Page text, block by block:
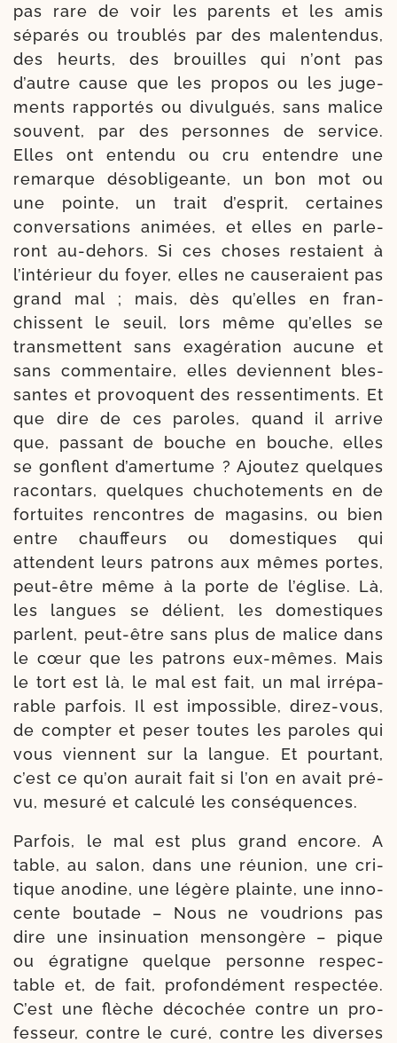
pas rare de voir les parents et les amis
sépa­rés ou trou­blés par des mal­en­ten­dus,
des heurts, des brouilles qui n’ont pas
d’autre cause que les pro­pos ou les juge­
ments rap­por­tés ou divul­gués, sans malice
sou­vent, par des per­sonnes de ser­vice.
Elles ont enten­du ou cru entendre une
remarque déso­bli­geante, un bon mot ou
une pointe, un trait d’esprit, cer­taines
conver­sa­tions ani­mées, et elles en parle­
ront au-​dehors. Si ces choses res­taient à
l’intérieur du foyer, elles ne cau­se­raient pas
grand mal ; mais, dès qu’elles en fran­
chissent le seuil, lors même qu’elles se
trans­mettent sans exa­gé­ra­tion aucune et
sans com­men­taire, elles deviennent bles­
santes et pro­voquent des res­sen­ti­ments. Et
que dire de ces paroles, quand il arrive
que, pas­sant de bouche en bouche, elles
se gonflent d’amertume ? Ajou­tez quelques
racon­tars, quelques chu­cho­te­ments en de
for­tuites ren­contres de maga­sins, ou bien
entre chauf­feurs ou domes­tiques qui
attendent leurs patrons aux mêmes portes,
peut-​être même à la porte de l’église. Là,
les langues se délient, les domes­tiques
parlent, peut-​être sans plus de malice dans
le cœur que les patrons eux-​mêmes. Mais
le tort est là, le mal est fait, un mal irré­pa­
rable par­fois. Il est impos­sible, direz-​vous,
de comp­ter et peser toutes les paroles qui
vous viennent sur la langue. Et pour­tant,
c’est ce qu’on aurait fait si l’on en avait pré­
vu, mesu­ré et cal­cu­lé les conséquences.
Parfois, le mal est plus grand encore. A
table, au salon, dans une réunion, une cri­
tique ano­dine, une légère plainte, une inno­
cente bou­tade – Nous ne vou­drions pas
dire une insi­nua­tion men­son­gère – pique
ou égra­tigne quelque per­sonne res­pec­
table et, de fait, profon­dément res­pec­tée.
C’est une flèche déco­chée contre un pro­
fes­seur, contre le curé, contre les diverses